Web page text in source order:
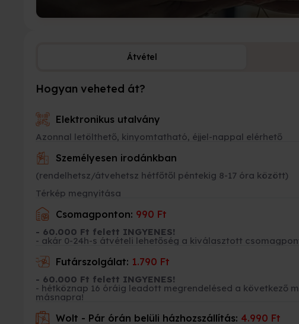
Átvétel
Hogyan veheted át?
Elektronikus utalvány
Azonnal letölthető, kinyomtatható, éjjel-nappal elérhető
Személyesen irodánkban
(rendelhetsz/átvehetsz hétfőtől péntekig 8-17 óra között)
Térkép megnyitása
Csomagponton: 990 Ft
- 60.000 Ft felett INGYENES!
- akár 0-24h-s átvételi lehetőség a kiválasztott
Futárszolgálat: 1.790 Ft
- 60.000 Ft felett INGYENES!
- hétköznap 16 óráig leadott megrendelésed a következő
másnapra!
Wolt - Pár órán belüli házhozszállítás: 4.990 Ft